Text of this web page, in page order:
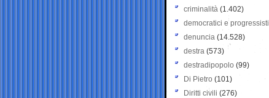
criminalità (1.402)
democratici e progressisti
denuncia (14.528)
destra (573)
destradipopolo (99)
Di Pietro (101)
Diritti civili (276)